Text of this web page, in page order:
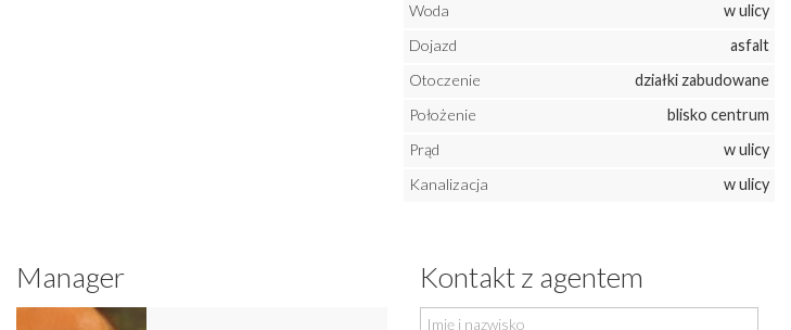
Woda
w ulicy
Dojazd
asfalt
Otoczenie
działki zabudowane
Położenie
blisko centrum
Prąd
w ulicy
Kanalizacja
w ulicy
Manager Kontakt z agentem